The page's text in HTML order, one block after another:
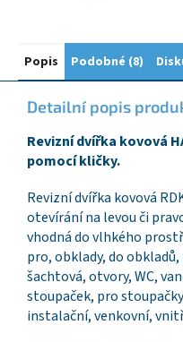
Popis Podobné (8)
Detailní popis
Revizní dvířka kovová
pomocí kličky.
Revizní dvířka kovová
otevírání na levou či
vhodná do vlhkého
pro, obklady, do
šachtová, otvory, WC,
stoupaček, pro
instalační, venkovní,